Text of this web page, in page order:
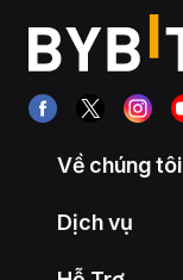
Về chúng tôi
Dịch vụ